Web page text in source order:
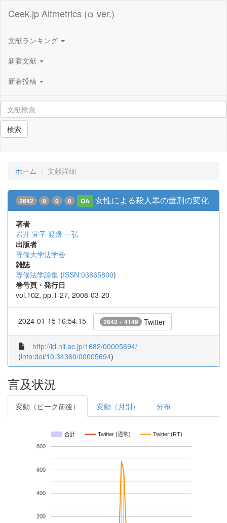
Ceek.jp Altmetrics (α ver.)
文献ランキング
新着文献
新着投稿
検索
ホーム 文献詳細
2642 0 0 0 OA 女性による殺人罪の量刑の変化
著者
岩井 宜子 渡邊 一弘
出版者
専修大学法学会
雑誌
専修法学論集 (ISSN:03865800)
巻号頁・発行日
vol.102, pp.1-27, 2008-03-20
2024-01-15 16:54:15 2642 + 4149 Twitter
http://id.nii.ac.jp/1682/00005694/
(info:doi/10.34360/00005694)
言及状況
変動（ピーク前後） 変動（月別） 分布
合計 Twitter (通常) Twitter (RT)
200
400
600
800